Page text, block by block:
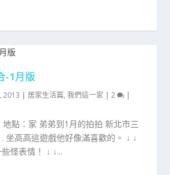
-1月版
2013 | 居家生活篇,我們這一家 |2 |
點：家 弟弟到1月的拍拍 新北市三
坐高高這遊戲他好像滿喜歡的。 ↓ ↓
怪表情！ ↓ ↓...